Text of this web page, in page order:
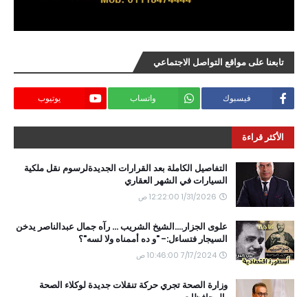
تابعنا على مواقع التواصل الاجتماعي
فيسبوك واتساب يوتيوب
الأكثر قراءة
التفاصيل الكاملة بعد القرارات الجديدةلرسوم نقل ملكية
السيارات في الشهر العقاري
1/31/2026 12:22:00 ص
علوى الجزار....الشيخ الشريب ... رآه جمال عبدالناصر يدخن
السيجار فتساءل:- "و ده أممناه ولا لسه"؟
7/17/2024 10:46:00 ص
وزارة الصحة تجري حركة تنقلات جديدة لوكلاء الصحة